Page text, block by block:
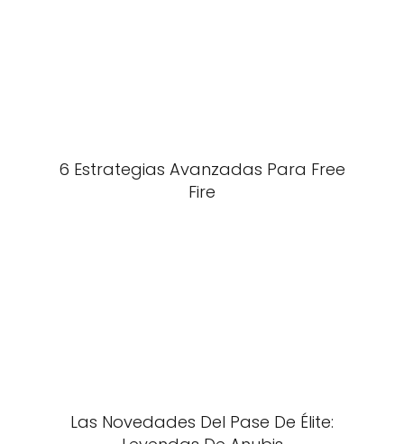
6 Estrategias Avanzadas Para Free
Fire
Las Novedades Del Pase De Élite: